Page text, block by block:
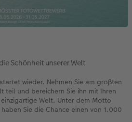
Schönheit unserer Welt
wieder. Nehmen Sie am größten
teil und bereichern Sie ihn mit Ihren
Welt. Unter dem Motto
Sie die Chance einen von 1.000